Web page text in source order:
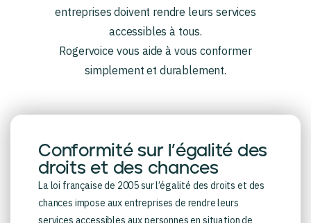
entreprises doivent rendre leurs services
accessibles à tous.
Rogervoice vous aide à vous conformer
simplement et durablement.
Conformité sur l’égalité des
droits et des chances
La loi française de 2005 sur l’égalité des droits et des
chances impose aux entreprises de rendre leurs